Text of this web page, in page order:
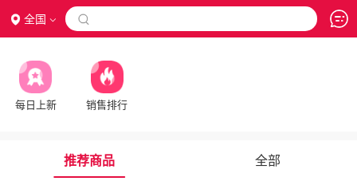
全国 
每日上新 销售排行
推荐商品 全部